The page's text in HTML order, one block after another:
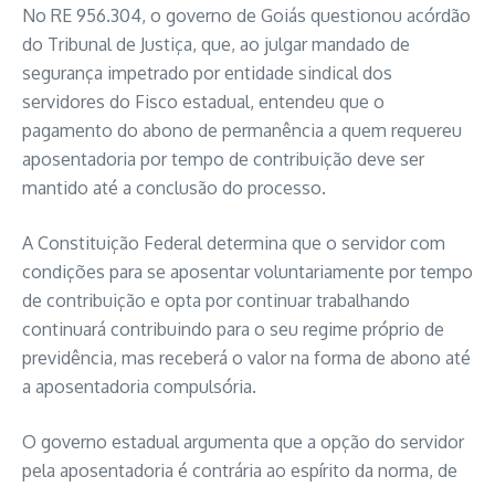
No RE 956.304, o governo de Goiás questionou acórdão
do Tribunal de Justiça, que, ao julgar mandado de
segurança impetrado por entidade sindical dos
servidores do Fisco estadual, entendeu que o
pagamento do abono de permanência a quem requereu
aposentadoria por tempo de contribuição deve ser
mantido até a conclusão do processo.
A Constituição Federal determina que o servidor com
condições para se aposentar voluntariamente por tempo
de contribuição e opta por continuar trabalhando
continuará contribuindo para o seu regime próprio de
previdência, mas receberá o valor na forma de abono até
a aposentadoria compulsória.
O governo estadual argumenta que a opção do servidor
pela aposentadoria é contrária ao espírito da norma, de